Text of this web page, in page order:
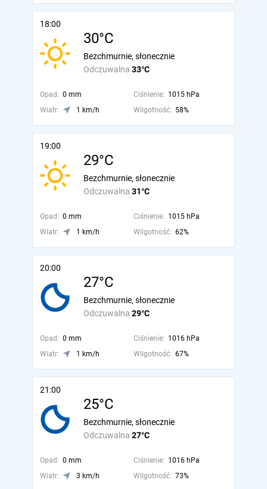
18:00
30°C
Odczuwalna 33°C
Bezchmurnie, słonecznie
Opad: 0 mm Ciśnienie: 1015 hPa
Wiatr:
1 km/h Wilgotność: 58%
19:00
29°C
Odczuwalna 31°C
Bezchmurnie, słonecznie
Opad: 0 mm Ciśnienie: 1015 hPa
Wiatr:
1 km/h Wilgotność: 62%
20:00
27°C
Odczuwalna 29°C
Bezchmurnie, słonecznie
Opad: 0 mm Ciśnienie: 1016 hPa
Wiatr:
1 km/h Wilgotność: 67%
21:00
25°C
Odczuwalna 27°C
Bezchmurnie, słonecznie
Opad: 0 mm Ciśnienie: 1016 hPa
Wiatr:
3 km/h Wilgotność: 73%